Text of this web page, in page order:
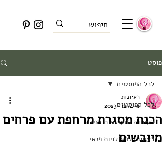
פוסט
לכל הפוסטים
רעיונות לפעילויות יצירה
רעיונות לפעילויות פנאי
לכל הפוסטים
הכנת מסגרת מרחפת עם פרחים
מיובשים
רעיונות
16 באפר׳ 2023